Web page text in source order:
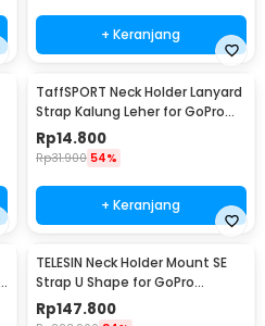
+ Keranjang
TaffSPORT Neck Holder Lanyard
Strap Kalung Leher for GoPro
Smartphone - NL14
Rp14.800
Rp31.900 54%
+ Keranjang
TELESIN Neck Holder Mount SE
Strap U Shape for GoPro
Smartphone - TE-HNB-003
Rp147.800